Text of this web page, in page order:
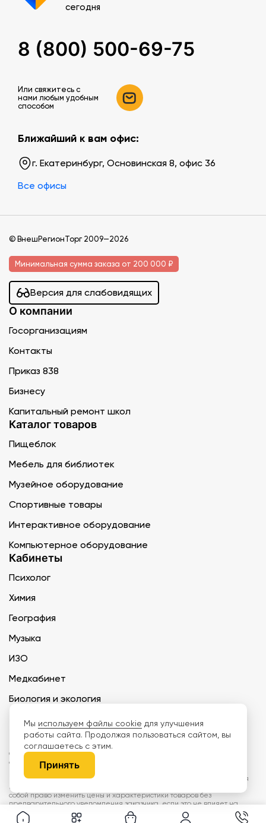
сегодня
8 (800) 500-69-75
Или свяжитесь c
нами любым удобным
способом
Ближайший к вам офис:
г. Екатеринбург, Основинская 8, офис 36
Все офисы
© ВнешРегионТорг 2009—2026
Минимальная сумма заказа от 200 000 ₽
Версия для слабовидящих
О компании
Госорганизациям
Контакты
Приказ 838
Бизнесу
Капитальный ремонт школ
Каталог товаров
Пищеблок
Мебель для библиотек
Музейное оборудование
Спортивные товары
Интерактивное оборудование
Компьютерное оборудование
Кабинеты
Психолог
Химия
География
Музыка
ИЗО
Медкабинет
Биология и экология
Технология
ООО «Дети наше будущее» ИНН 6671165273 ОГРН 1216600030250 КПП
667101001 БИК 046577674
Информация на сайте не является публичной офертой. Изображения
могут отличаться от поставляемых товаров. Поставщик оставляет за
собой право изменить цены и характеристики товаров без
предварительного уведомления заказчика, если это не влияет на
качество поставляемой продукции. Мы используем cookie, чтобы делать
сайт лучше. Пользуясь сайтом, вы соглашаетесь справилами
Мы используем файлы cookie для улучшения
работы сайта. Продолжая пользоваться сайтом, вы
соглашаетесь с этим.
Принять